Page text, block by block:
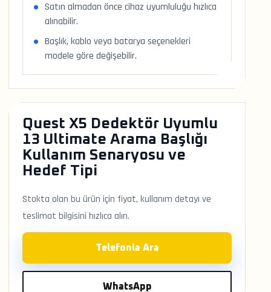
Satın almadan önce cihaz uyumluluğu hızlıca
alınabilir.
Başlık, kablo veya batarya seçenekleri
modele göre değişebilir.
Quest X5 Dedektör Uyumlu
13 Ultimate Arama Başlığı
Kullanım Senaryosu ve
Hedef Tipi
Stokta olan bu ürün için fiyat, kullanım detayı ve
teslimat bilgisini hızlıca alın.
Telefonla Ara
WhatsApp